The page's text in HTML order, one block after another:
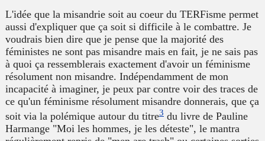
L'idée que la misandrie soit au coeur du TERFisme permet
aussi d'expliquer que ça soit si difficile à le combattre. Je
voudrais bien dire que je pense que la majorité des
féministes ne sont pas misandre mais en fait, je ne sais pas
à quoi ça ressemblerais exactement d'avoir un féminisme
résolument non misandre. Indépendamment de mon
incapacité à imaginer, je peux par contre voir des traces de
ce qu'un féminisme résolument misandre donnerais, que ça
soit via la polémique autour du titre3 du livre de Pauline
Harmange "Moi les hommes, je les déteste", le mantra